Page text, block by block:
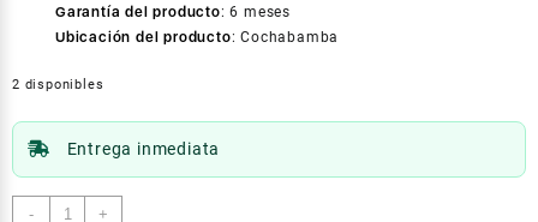
Garantía del producto:6 meses
Ubicación del producto:Cochabamba
2 disponibles
Entrega inmediata
-
Sonos
+